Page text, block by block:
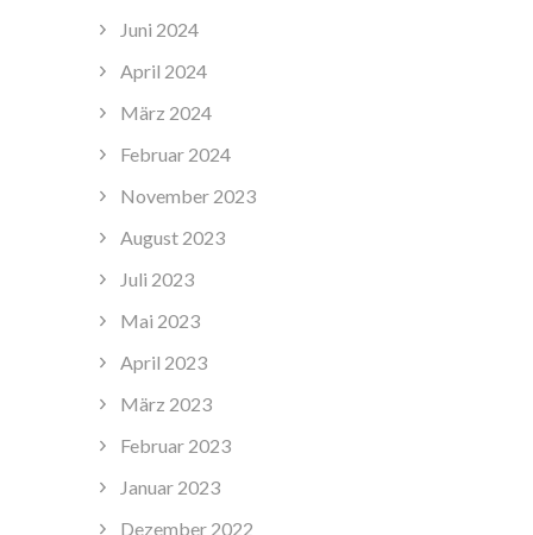
Juni 2024
April 2024
März 2024
Februar 2024
November 2023
August 2023
Juli 2023
Mai 2023
April 2023
März 2023
Februar 2023
Januar 2023
Dezember 2022